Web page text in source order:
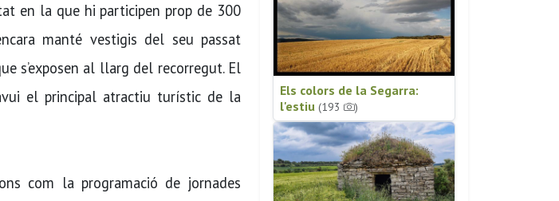
en la que hi participen prop de 300
manté vestigis del seu passat
s’exposen al llarg del recorregut. El
el principal atractiu turístic de la
com la programació de jornades
Els colors de la Segarra:
l'estiu (193 )